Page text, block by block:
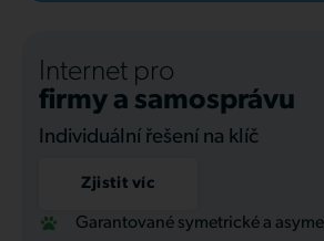
Internet pro
firmy a samosprávu
Individuální řešení na klíč
Zjistit víc
Garantované symetrické a